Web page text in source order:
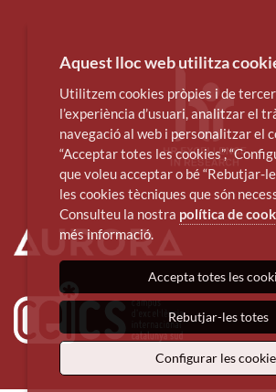
Aquest lloc web utilitza
Utilitzem cookies pròpies i de
l’experiència d’usuari, analitzar el
navegació al web i personalitzar el
“Acceptar totes les cookies”,
que voleu acceptar o bé “Rebutjar-
les cookies tècniques que són
Consulteu la nostra política de
més informació.
Accepta totes les
Rebutjar-les totes
Configurar les